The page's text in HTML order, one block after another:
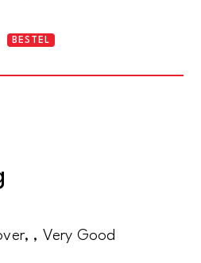
Albanien.
BESTEL
, Very Good